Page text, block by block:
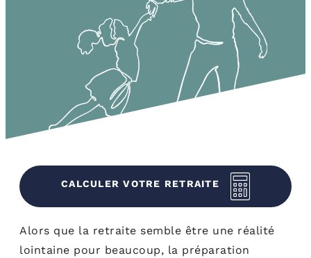
CALCULER VOTRE RETRAITE
Alors que la retraite semble être une réalité
lointaine pour beaucoup, la préparation